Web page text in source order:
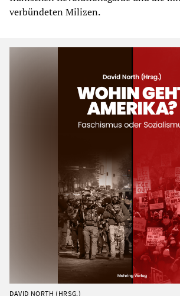
verbündeten Milizen.
DAVID NORTH (HRSG.)